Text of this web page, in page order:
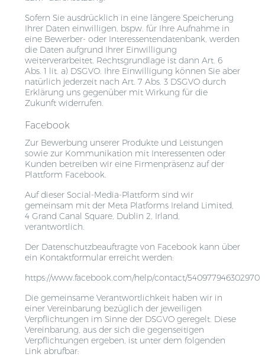
Sofern Sie ausdrücklich in eine längere Speicherung
Ihrer Daten einwilligen, bspw. für Ihre Aufnahme in
eine Bewerber- oder Interessentendatenbank, werden
die Daten aufgrund Ihrer Einwilligung
weiterverarbeitet. Rechtsgrundlage ist dann Art. 6
Abs. 1 lit. a) DSGVO. Ihre Einwilligung können Sie aber
natürlich jederzeit nach Art. 7 Abs. 3 DSGVO durch
Erklärung uns gegenüber mit Wirkung für die
Zukunft widerrufen.
Facebook
Zur Bewerbung unserer Produkte und Leistungen
sowie zur Kommunikation mit Interessenten oder
Kunden betreiben wir eine Firmenpräsenz auf der
Plattform Facebook.
Auf dieser Social-Media-Plattform sind wir
gemeinsam mit der Meta Platforms Ireland Limited,
4 Grand Canal Square, Dublin 2, Irland,
verantwortlich.
Der Datenschutzbeauftragte von Facebook kann über
ein Kontaktformular erreicht werden:
https://www.facebook.com/help/contact/540977946302970
Die gemeinsame Verantwortlichkeit haben wir in
einer Vereinbarung bezüglich der jeweiligen
Verpflichtungen im Sinne der DSGVO geregelt. Diese
Vereinbarung, aus der sich die gegenseitigen
Verpflichtungen ergeben, ist unter dem folgenden
Link abrufbar: